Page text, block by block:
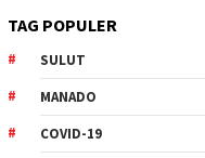
TAG POPULER
SULUT
MANADO
COVID-19